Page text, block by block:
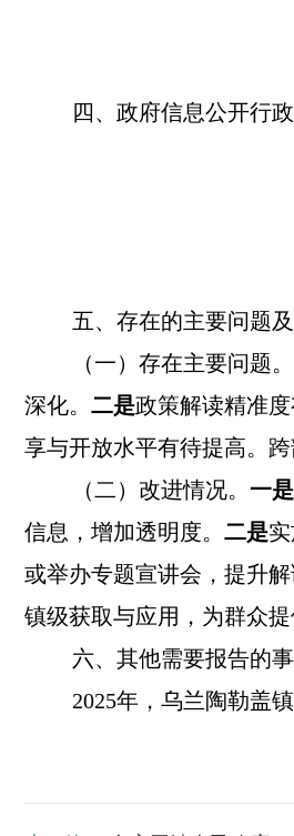
四、政府信息公开行
五、存在的主要问题
（一）存在主要问题。
深化。 二是政策解读精准
享与开放水平有待提高。
（二）改进情况。 一是
信息，增加透明度。 二是
或举办专题宣讲会，提升解
镇级获取与应用，为群众提
六、其他需要报告的
2025年，乌兰陶勒盖